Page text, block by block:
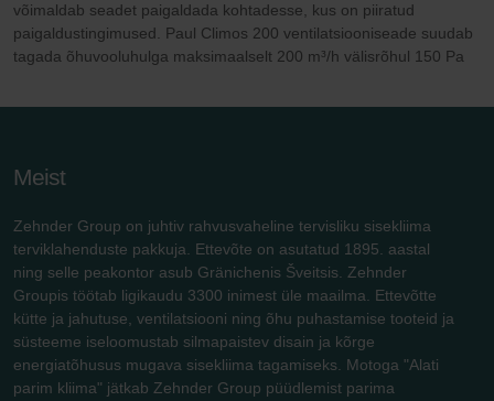
võimaldab seadet paigaldada kohtadesse, kus on piiratud
paigaldustingimused. Paul Climos 200 ventilatsiooniseade suudab
tagada õhuvooluhulga maksimaalselt 200 m³/h välisrõhul 150 Pa
Meist
Zehnder Group on juhtiv rahvusvaheline tervisliku sisekliima
terviklahenduste pakkuja. Ettevõte on asutatud 1895. aastal
ning selle peakontor asub Gränichenis Šveitsis. Zehnder
Groupis töötab ligikaudu 3300 inimest üle maailma. Ettevõtte
kütte ja jahutuse, ventilatsiooni ning õhu puhastamise tooteid ja
süsteeme iseloomustab silmapaistev disain ja kõrge
energiatõhusus mugava sisekliima tagamiseks. Motoga "Alati
parim kliima" jätkab Zehnder Group püüdlemist parima